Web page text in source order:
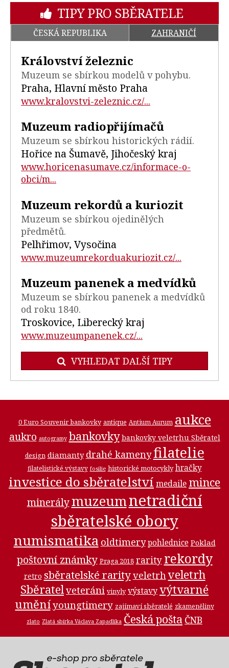
TIPY PRO SBĚRATELE
ČESKÁ REPUBLIKA ZAHRANIČÍ
Království železnic
Muzeum se sbírkou modelů v pohybu.
Praha, Hlavní město Praha
www.kralovstvi-zeleznic.cz/...
Muzeum radiopřijímačů
Muzeum se sbírkou historických rádií.
Hořice na Šumavě, Jihočeský kraj
www.horicenasumave.cz/informace-o-
obci/m...
Muzeum rekordů a kuriozit
Muzeum se sbírkou ojedinělých
předmětů.
Pelhřimov, Vysočina
www.muzeumrekorduakuriozit.cz/...
Muzeum panenek a medvídků
Muzeum se sbírkou panenek a medvídků
od roku 1840.
Troskovice, Liberecký kraj
www.muzeumpanenek.cz/...
VYHLEDAT DALŠÍ TIPY
0 Euro Souvenir bankovky antique Antium Aurum aukce
aukro autogramy bankovky bankovky veletrhu Sběratel
design diamanty drahé kamenyfilatelie
filatelistické výstavy fosilie historické motocykly hračky
investice do sběratelství medaile mince
minerálymuzeumnetradiční
sběratelské obory
numismatika oldtimery pohlednice Poklad
poštovní známky Praga 2018 rarity rekordy
retro sběratelské rarityveletrhveletrh
Sběratelveteráni vinyly výstavyvýtvarné
uměníyoungtimery zajímaví sběratelé zkameněliny
zlato Zlatá sbírka Václava Zapadlíka Česká pošta ČNB